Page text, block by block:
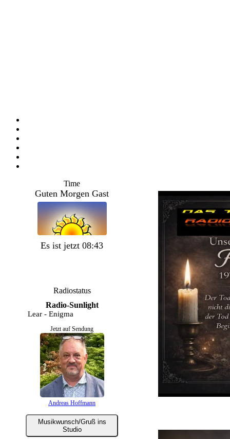
Time
Guten Morgen Gast
Es ist jetzt 08:43
Radiostatus
Radio-Sunlight
Lear - Enigma
Jetzt auf Sendung
Andreas Hoffmann
Musikwunsch/Gruß ins
Studio